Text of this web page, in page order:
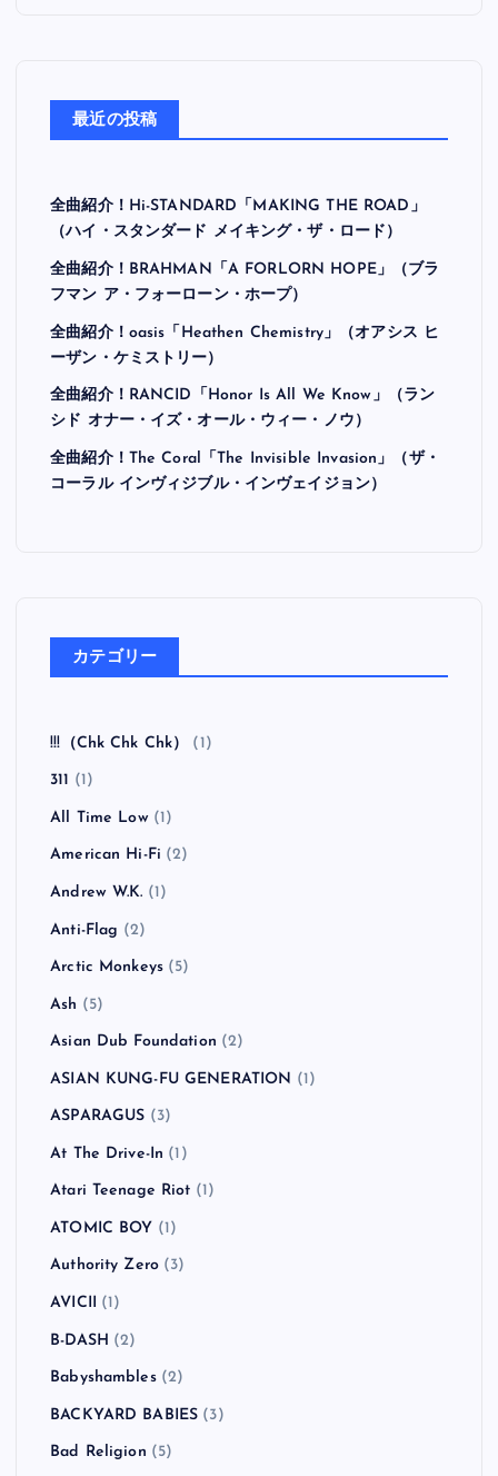
最近の投稿
全曲紹介！Hi-STANDARD「MAKING THE ROAD」
（ハイ・スタンダード メイキング・ザ・ロード）
全曲紹介！BRAHMAN「A FORLORN HOPE」（ブラ
フマン ア・フォーローン・ホープ）
全曲紹介！oasis「Heathen Chemistry」（オアシス ヒ
ーザン・ケミストリー）
全曲紹介！RANCID「Honor Is All We Know」（ラン
シド オナー・イズ・オール・ウィー・ノウ）
全曲紹介！The Coral「The Invisible Invasion」（ザ・
コーラル インヴィジブル・インヴェイジョン）
カテゴリー
!!!（Chk Chk Chk） (1)
311 (1)
All Time Low(1)
American Hi-Fi (2)
Andrew W.K. (1)
Anti-Flag (2)
Arctic Monkeys (5)
Ash (5)
Asian Dub Foundation (2)
ASIAN KUNG-FU GENERATION (1)
ASPARAGUS (3)
At The Drive-In (1)
Atari Teenage Riot (1)
ATOMIC BOY (1)
Authority Zero (3)
AVICII (1)
B-DASH (2)
Babyshambles(2)
BACKYARD BABIES (3)
Bad Religion (5)